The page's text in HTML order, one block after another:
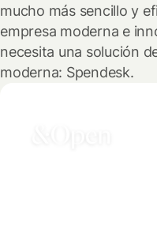
mucho más sencillo y
empresa moderna e
necesita una solución
moderna: Spendesk.